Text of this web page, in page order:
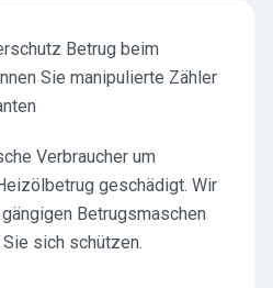
Betrug beim
Sie manipulierte Zähler
Verbraucher um
geschädigt. Wir
Betrugsmaschen
sich schützen.